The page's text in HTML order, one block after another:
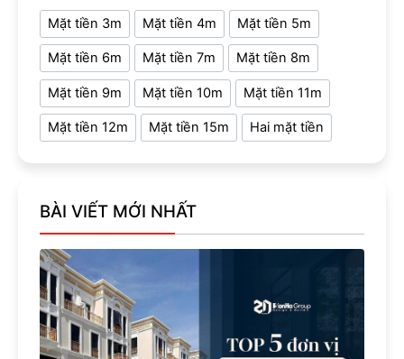
Mặt tiền 3m Mặt tiền 4m Mặt tiền 5m
Mặt tiền 6m Mặt tiền 7m Mặt tiền 8m
Mặt tiền 9m Mặt tiền 10m Mặt tiền 11m
Mặt tiền 12m Mặt tiền 15m Hai mặt tiền
BÀI VIẾT MỚI NHẤT